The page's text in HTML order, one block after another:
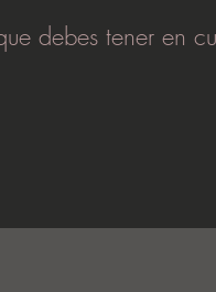
debes tener en